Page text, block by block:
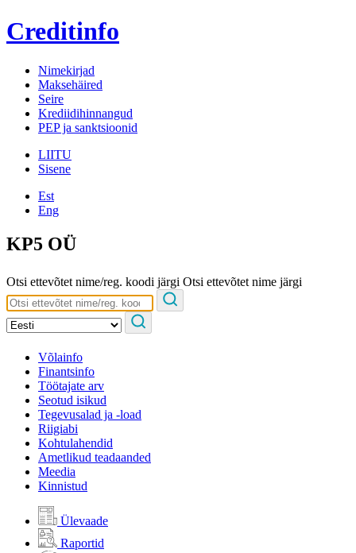
Creditinfo
Nimekirjad
Maksehäired
Seire
Krediidihinnangud
PEP ja sanktsioonid
LIITU
Sisene
Est
Eng
KP5 OÜ
Otsi ettevõtet nime/reg. koodi järgi Otsi ettevõtet nime järgi
Võlainfo
Finantsinfo
Töötajate arv
Seotud isikud
Tegevusalad ja -load
Riigiabi
Kohtulahendid
Ametlikud teadaanded
Meedia
Kinnistud
Ülevaade
Raportid